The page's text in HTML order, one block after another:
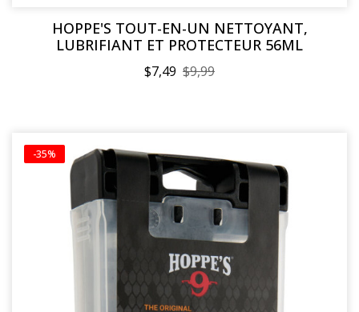
HOPPE'S TOUT-EN-UN NETTOYANT,
LUBRIFIANT ET PROTECTEUR 56ML
$7,49 $9,99
-35%